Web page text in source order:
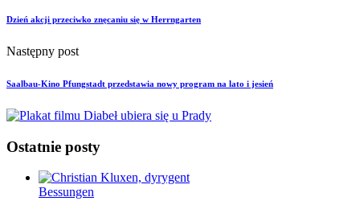
Dzień akcji przeciwko znęcaniu się w Herrngarten
Następny post
Saalbau-Kino Pfungstadt przedstawia nowy program na lato i jesień
Ostatnie posty
Bessungen